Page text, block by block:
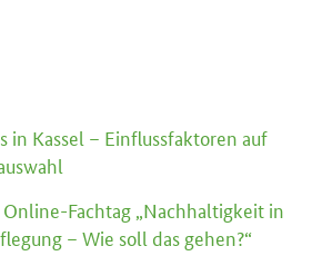
in Kassel – Einflussfaktoren auf
Fachtag „Nachhaltigkeit in
– Wie soll das gehen?“